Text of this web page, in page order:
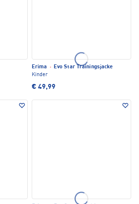
Erima · Evo Star Trainingsjacke
Kinder
€ 49,99